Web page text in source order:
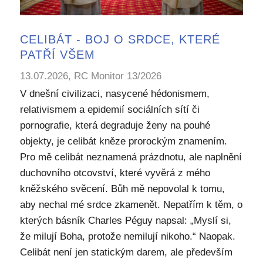
CELIBÁT - BOJ O SRDCE, KTERÉ
PATŘÍ VŠEM
13.07.2026, RC Monitor 13/2026
V dnešní civilizaci, nasycené hédonismem,
relativismem a epidemií sociálních sítí či
pornografie, která degraduje ženy na pouhé
objekty, je celibát kněze prorockým znamením.
Pro mě celibát neznamená prázdnotu, ale naplnění
duchovního otcovství, které vyvěrá z mého
kněžského svěcení. Bůh mě nepovolal k tomu,
aby nechal mé srdce zkamenět. Nepatřím k těm, o
kterých básník Charles Péguy napsal: „Myslí si,
že milují Boha, protože nemilují nikoho.“ Naopak.
Celibát není jen statickým darem, ale především